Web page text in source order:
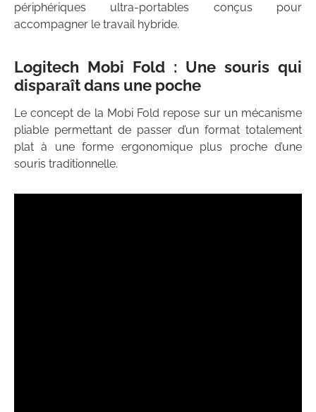
périphériques ultra-portables conçus pour
accompagner le travail hybride.
Logitech Mobi Fold : Une souris qui
disparaît dans une poche
Le concept de la Mobi Fold repose sur un mécanisme
pliable permettant de passer d’un format totalement
plat à une forme ergonomique plus proche d’une
souris traditionnelle.